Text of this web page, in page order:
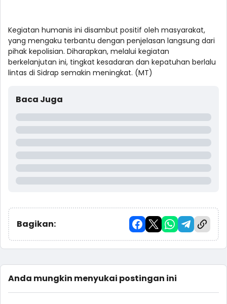
Kegiatan humanis ini disambut positif oleh masyarakat,
yang mengaku terbantu dengan penjelasan langsung dari
pihak kepolisian. Diharapkan, melalui kegiatan
berkelanjutan ini, tingkat kesadaran dan kepatuhan berlalu
lintas di Sidrap semakin meningkat. (MT)
Baca Juga
Bagikan:
Anda mungkin menyukai postingan ini